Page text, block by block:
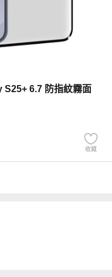
6.7 防指紋霧面
收藏